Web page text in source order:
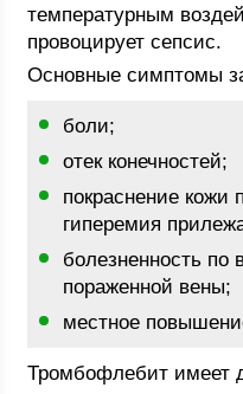
температурным
провоцирует сепсис.
Основные симптомы
боли;
отек конечностей;
покраснение кожи
гиперемия
болезненность по
пораженной вены;
местное
Тромбофлебит имеет